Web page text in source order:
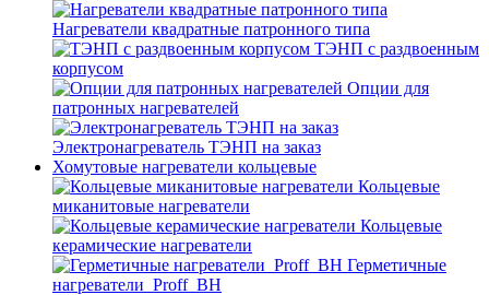
Нагреватели квадратные патронного типа
ТЭНП с раздвоенным
корпусом
Опции для
патронных нагревателей
Электронагреватель ТЭНП на заказ
Хомутовые нагреватели кольцевые
Кольцевые
миканитовые нагреватели
Кольцевые
керамические нагреватели
Герметичные
нагреватели_Proff_BH